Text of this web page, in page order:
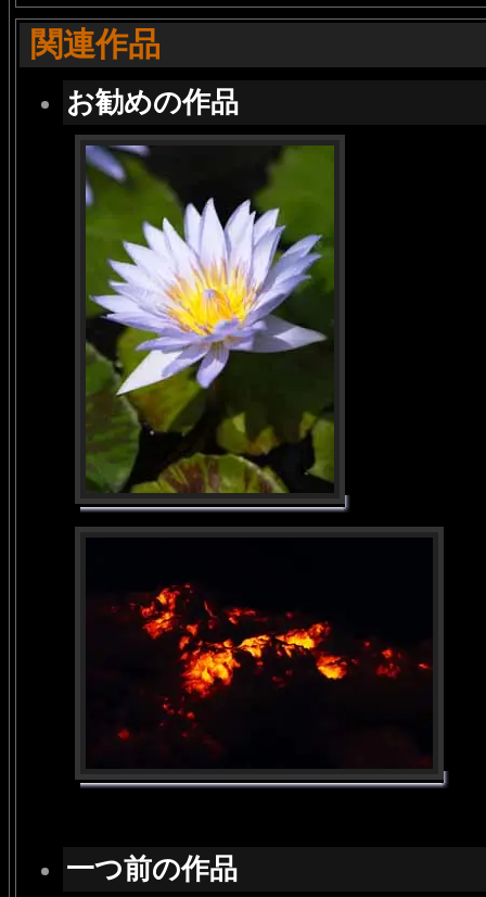
関連作品
お勧めの作品
一つ前の作品